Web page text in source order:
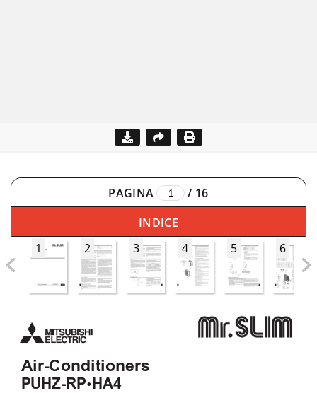
PAGINA / 16
INDICE
1
2 3 4 5 6
Air-Conditioners
PUHZ-RP• HA4